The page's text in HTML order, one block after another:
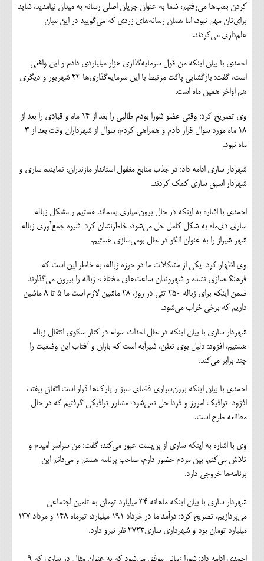
کردن بمب‌ها می‌رفتیم، شما به عنوان جریلن اصلی رسانه به میدان نیامدید، شاید
برای‌تان مهم نبود، اما همان رسانه‌های زردی که می‌گویید در این میان
علم‌داری می‌کردند‌.
احمدی با بیان اینکه من قول سرمایه‌گذاری هزار میلیاردی دادم و این واقعی
است، گفت: بازگشایی پاکت مرتبط با این سرمایه‌گذاری‌ها ۲۴ شهریور و دیگری
هم اواخر همین ماه است.
وی تصریح کرد: وقتی عضو شورا بودم طالبی را بعد از ۱۴ ماه و قبادی را بعد از
۱۸ ماه مورد سوال قرار دادم و همراهی کردم، سوال از شهرداران وقت بعد از ۳
ماه نبود.
شهردار ساری ادامه داد: در جذب منابع مغفول استاندار مازندران، نماینده ساری و
شهردار اسبق ساری کمک کردند.
احمدی با اشاره به اینکه در حال برون‌سپاری پسماند هستیم و مشکل زباله
ساری دی‌ماه به شکل کامل حل می‌شود، خاطرنشان کرد: شیوه جمع‌آوری زباله
شهر شیراز را به عنوان الگو در حال بومی‌سازی هستیم.
وی اظهار کرد: یکی از مشکلات ما در حوزه زباله، به خاطر این است که
فرهنگ‌سازی نشده و شهروندان ساعت‌های مختلف، زباله را بیرون می‌‌گذارند
ضمن اینکه برای زباله ۲۵۰ تنی در روز، ۲۸ ماشین لازم است ما ۵ تا ۸ ماشین
داریم که برخی خراب می‌شود.
شهردار ساری با بیان اینکه در حال احداث سوله در کنار سکوی انتقال زباله
هستیم، افزود: دلیل بوی تعفن، شیرآبه است که باران و آفتاب این وضعیت را
چند برابر می‌کند.
احمدی با بیان اینکه برون‌سپاری فضای سبز و پارک‌ها قرار است اتفاق بیفتد،
افزود: ترافیک امروز و فردا حل نمی‌شود، مشاور ترافیکی گرفتیم که در حال
مطالعه طرح است.
وی با اشاره به اینکه ساری از بن‌بست عبور می‌کند، گفت: من سراسر امیدم و
تلاش می‌کنم، بین مردم حضور دارم، صاحب برنامه هستم و می‌دانم این
برنامه‌ها خروجی دارد.
شهردار ساری با بیان اینکه ماهانه ۳۴ میلیارد تومان به تامین اجتماعی
می‌پردازیم، تصریح کرد: درآمد ما در خرداد ۱۹۱ میلیارد، تیرماه ۱۴۸ و مرداد ۱۳۷
میلیارد تومان بود و شهرداری ساری۴۷۲۳ نفر نیرو دارد.